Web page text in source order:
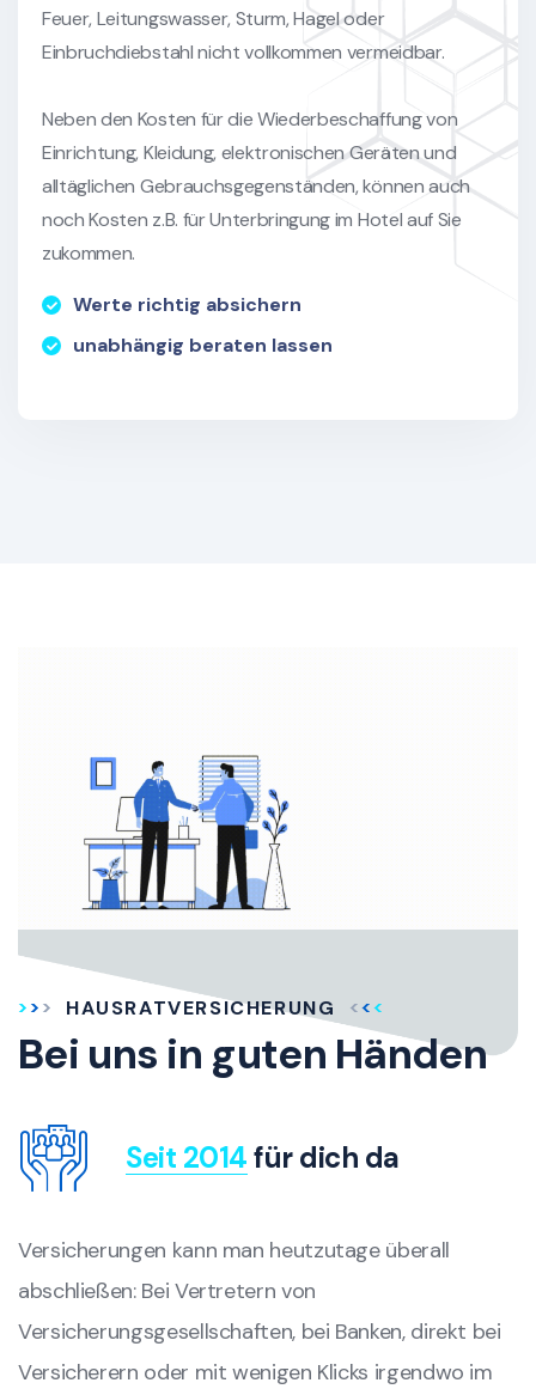
Feuer, Leitungswasser, Sturm, Hagel oder
Einbruchdiebstahl nicht vollkommen vermeidbar.
Neben den Kosten für die Wiederbeschaffung von
Einrichtung, Kleidung, elektronischen Geräten und
alltäglichen Gebrauchsgegenständen, können auch
noch Kosten z.B. für Unterbringung im Hotel auf Sie
zukommen.
Werte richtig absichern
unabhängig beraten lassen
HAUSRATVERSICHERUNG
Bei uns in guten Händen
Seit 2014für dich da
Versicherungen kann man heutzutage überall
abschließen: Bei Vertretern von
Versicherungsgesellschaften, bei Banken, direkt bei
Versicherern oder mit wenigen Klicks irgendwo im